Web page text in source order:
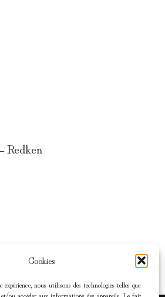
Cookies
nous utilisons des technologies telles que
ou accéder aux informations des appareils. Le fait
Redken